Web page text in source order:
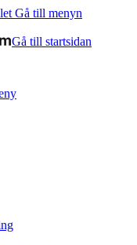
Gå till menyn
Gå till startsidan